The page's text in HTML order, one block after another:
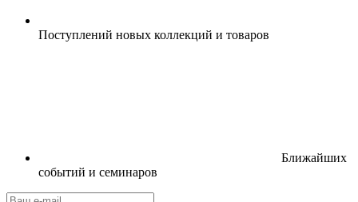
Поступлений новых коллекций и товаров
Ближайших
событий и семинаров